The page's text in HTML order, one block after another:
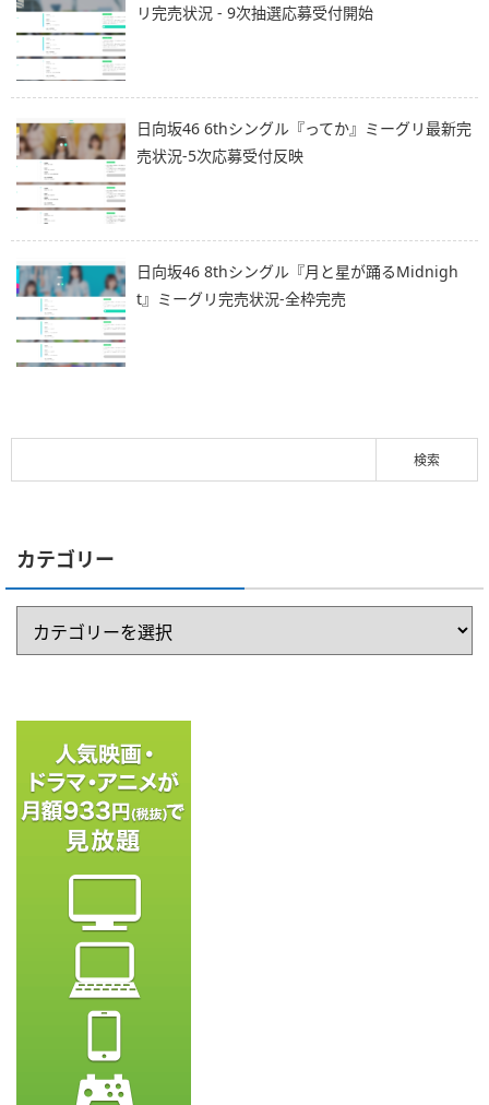
リ完売状況 - 9次抽選応募受付開始
日向坂46 6thシングル『ってか』ミーグリ最新完
売状況-5次応募受付反映
日向坂46 8thシングル『月と星が踊るMidnigh
t』ミーグリ完売状況-全枠完売
カテゴリー